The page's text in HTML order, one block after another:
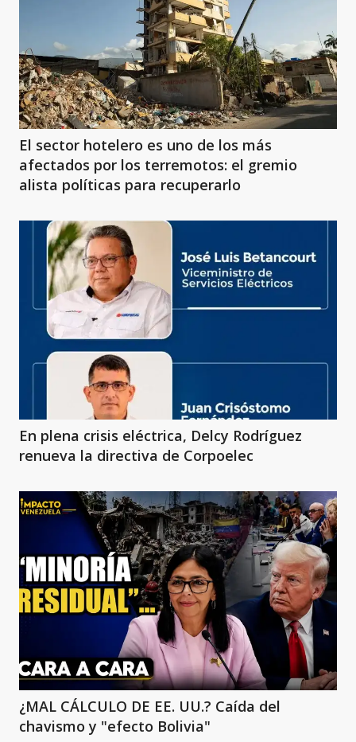
El sector hotelero es uno de los más
afectados por los terremotos: el gremio
alista políticas para recuperarlo
En plena crisis eléctrica, Delcy Rodríguez
renueva la directiva de Corpoelec
¿MAL CÁLCULO DE EE. UU.? Caída del
chavismo y "efecto Bolivia"